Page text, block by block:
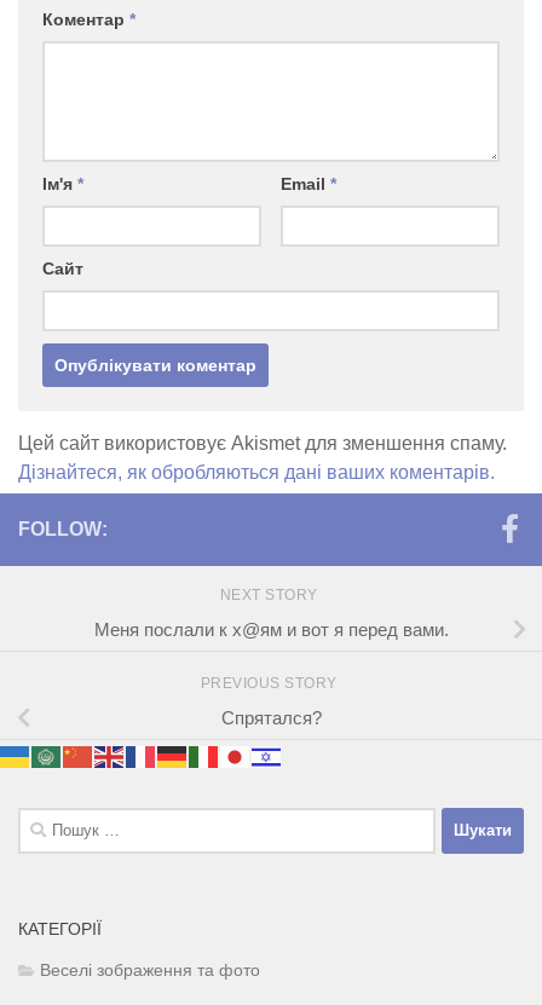
Коментар *
Ім'я * Email *
Сайт
Цей сайт використовує Akismet для зменшення спаму.
Дізнайтеся, як обробляються дані ваших коментарів.
FOLLOW:
NEXT STORY
Меня послали к х@ям и вот я перед вами.
PREVIOUS STORY
Спрятался?
Пошук:
КАТЕГОРІЇ
Веселі зображення та фото